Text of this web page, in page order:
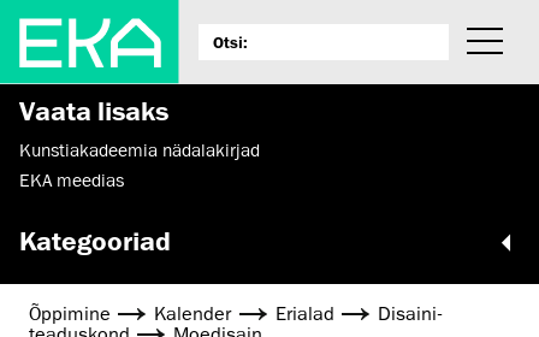
Vaata lisaks
Kunstiakadeemia nädalakirjad
EKA meedias
Kategooriad
Õppimine Kalender Erialad
Disaini­­